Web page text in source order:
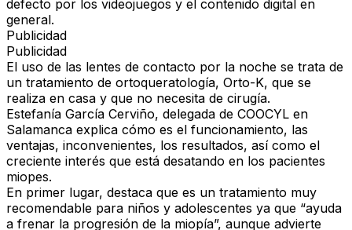
defecto por los videojuegos y el contenido digital en
general.
Publicidad
Publicidad
El uso de las lentes de contacto por la noche se trata de
un tratamiento de ortoqueratología, Orto-K, que se
realiza en casa y que no necesita de cirugía.
Estefanía García Cerviño, delegada de COOCYL en
Salamanca explica cómo es el funcionamiento, las
ventajas, inconvenientes, los resultados, así como el
creciente interés que está desatando en los pacientes
miopes.
En primer lugar, destaca que es un tratamiento muy
recomendable para niños y adolescentes ya que “ayuda
a frenar la progresión de la miopía”, aunque advierte